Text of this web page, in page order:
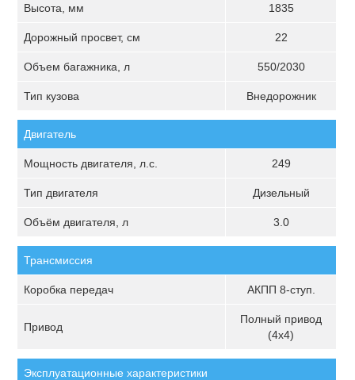
Высота, мм 1835
Дорожный просвет, см 22
Объем багажника, л 550/2030
Тип кузова Внедорожник
Двигатель
Мощность двигателя, л.с. 249
Тип двигателя Дизельный
Объём двигателя, л 3.0
Трансмиссия
Коробка передач АКПП 8-ступ.
Привод
Полный привод
(4х4)
Эксплуатационные характеристики